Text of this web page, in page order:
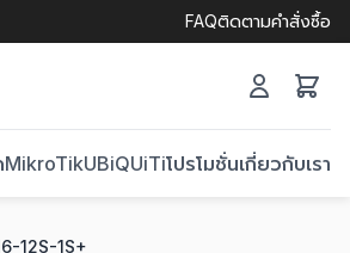
FAQติดตามคำสั่งซื้อ
MikroTikUBiQUiTiโปรโมชั่นเกี่ยวกับเรา
12S-1S+